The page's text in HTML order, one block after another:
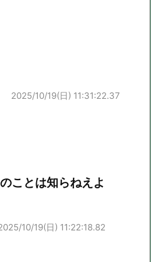
2025/10/19(日) 11:31:22.37
ことは知らねえよ
10/19(日) 11:22:18.82